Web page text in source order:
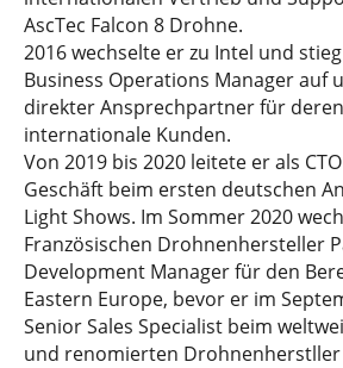
AscTec Falcon 8 Drohne.
2016 wechselte er zu Intel und
Business Operations Manager auf
direkter Ansprechpartner für
internationale Kunden.
Von 2019 bis 2020 leitete er als
Geschäft beim ersten deutschen
Light Shows. Im Sommer 2020
Französischen Drohnenhersteller
Development Manager für den
Eastern Europe, bevor er im
Senior Sales Specialist beim
und renomierten Drohnenherstller